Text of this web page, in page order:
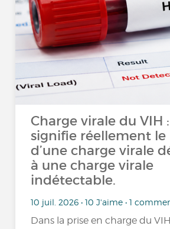
Charge virale du VIH
signifie réellement le
d’une charge virale
à une charge virale
indétectable.
10 juil. 2026 • 10 J'aime • 1
Dans la prise en charge du